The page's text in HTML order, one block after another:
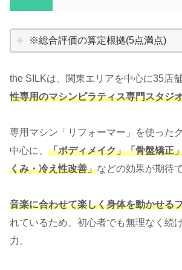
※総合評価の算定根拠(5点満点)
the SILKは、関東エリアを中心に35店
性専用のマシンピラティス専門スタジ
専用マシン「リフォーマー」を使った
中心に、 「ボディメイク」「骨盤矯正
くみ・冷え性改善」などの効果が期待
音楽に合わせて楽しく身体を動かせる
れているため、初心者でも無理なく続
力。